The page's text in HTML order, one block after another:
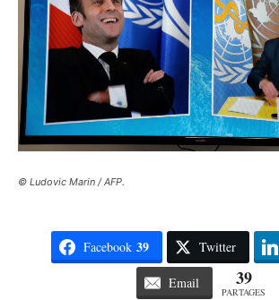
© Ludovic Marin / AFP.
Facebook 39 Twitter
Email 39
PARTAGES